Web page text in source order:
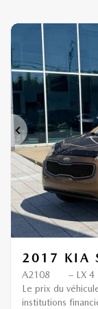
Previous
2017 KIA
A2108
– LX 4
Le prix du
institutions